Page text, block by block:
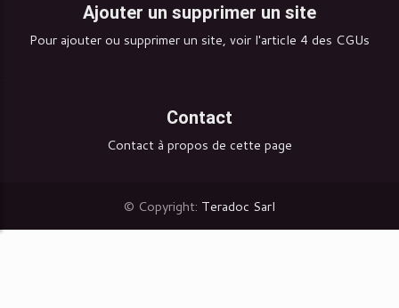
Ajouter un supprimer un site
Pour ajouter ou supprimer un site, voir l'article 4 des CGUs
Contact
Contact à propos de cette page
© Copyright: Teradoc Sarl